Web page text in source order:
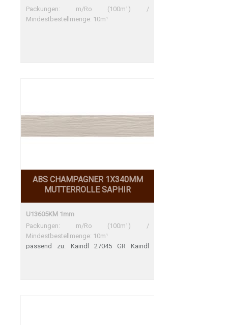
Packungen: m/Ro (100m¹) /
Mindestbestellmenge: 10m¹
ABS CHAMPAGNER 1X340MM
MUTTERROLLE SAPHIR
U13605KM 1mm
Packungen: m/Ro (100m¹) /
Mindestbestellmenge: 10m¹
passend zu: Kaindl 27045 GR Kaindl